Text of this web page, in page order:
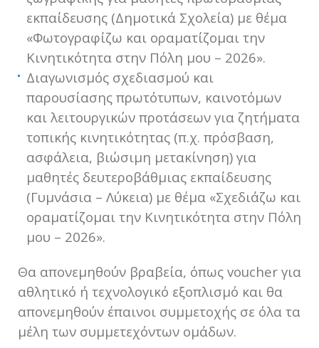
εκπαίδευσης (Δημοτικά Σχολεία) με θέμα
«Φωτογραφίζω και οραματίζομαι την
Κινητικότητα στην Πόλη μου – 2026».
Διαγωνισμός σχεδιασμού και
παρουσίασης πρωτότυπων, καινοτόμων
και λειτουργικών προτάσεων για ζητήματα
τοπικής κινητικότητας (π.χ. πρόσβαση,
ασφάλεια, βιώσιμη μετακίνηση) για
μαθητές δευτεροβάθμιας εκπαίδευσης
(Γυμνάσια – Λύκεια) με θέμα «Σχεδιάζω και
οραματίζομαι την Κινητικότητα στην Πόλη
μου – 2026».
Θα απονεμηθούν βραβεία, όπως voucher για
αθλητικό ή τεχνολογικό εξοπλισμό και θα
απονεμηθούν έπαινοι συμμετοχής σε όλα τα
μέλη των συμμετεχόντων ομάδων.